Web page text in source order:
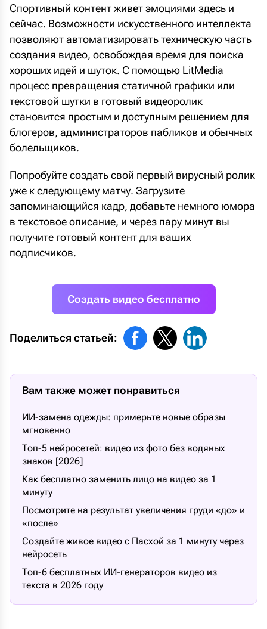
Спортивный контент живет эмоциями здесь и
сейчас. Возможности искусственного интеллекта
позволяют автоматизировать техническую часть
создания видео, освобождая время для поиска
хороших идей и шуток. С помощью LitMedia
процесс превращения статичной графики или
текстовой шутки в готовый видеоролик
становится простым и доступным решением для
блогеров, администраторов пабликов и обычных
болельщиков.
Попробуйте создать свой первый вирусный ролик
уже к следующему матчу. Загрузите
запоминающийся кадр, добавьте немного юмора
в текстовое описание, и через пару минут вы
получите готовый контент для ваших
подписчиков.
Создать видео бесплатно
Поделиться статьей:
Вам также может понравиться
ИИ-замена одежды: примерьте новые образы
мгновенно
Топ-5 нейросетей: видео из фото без водяных
знаков [2026]
Как бесплатно заменить лицо на видео за 1
минуту
Посмотрите на результат увеличения груди «до» и
«после»
Создайте живое видео с Пасхой за 1 минуту через
нейросеть
Топ-6 бесплатных ИИ-генераторов видео из
текста в 2026 году